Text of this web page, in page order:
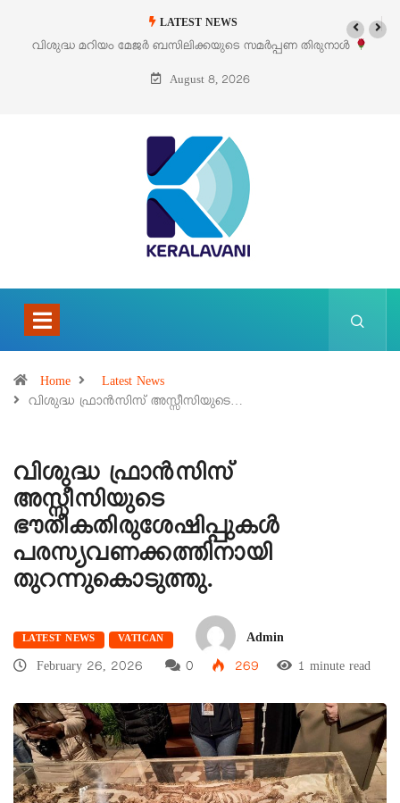
LATEST NEWS
‘പെറ്റൽസ്’ ലൈഫ് സ്റ്റൈൽ എക്സിബിഷനും സെയിലും ഓഗസ്റ്റ് 8-ന്
പെരുമാനൂരിൽ
August 8, 2026
Home
Latest News
വിശുദ്ധ ഫ്രാന്‍സിസ് അസ്സീസിയുടെ…
വിശുദ്ധ ഫ്രാന്‍സിസ്
അസ്സീസിയുടെ
ഭൗതീകതിരുശേഷിപ്പുകള്‍
പരസ്യവണക്കത്തിനായി
തുറന്നുകൊടുത്തു.
LATEST NEWS VATICAN
Admin
February 26, 2026
0 269 1 minute read